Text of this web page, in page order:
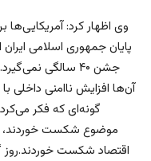
پایان جمهوری اسلامی
آن‌ها افزایش ناامنی داخلی
گونه‌ای که فکر
موضوع شکست خوردند،
اقتصاد شکست خوردند.روز